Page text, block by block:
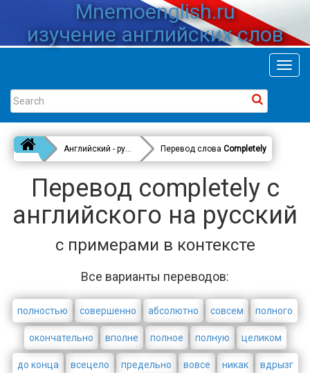
Mnemoenglish.ru
изучение английских слов
Английский - русский Перевод слова Completely
Перевод completely с
английского на русский
с примерами в контексте
Все варианты переводов:
полностью совершенно абсолютно совсем полного
окончательно вполне полное полную целиком
до конца всецело предельно вовсе никак вдрызг